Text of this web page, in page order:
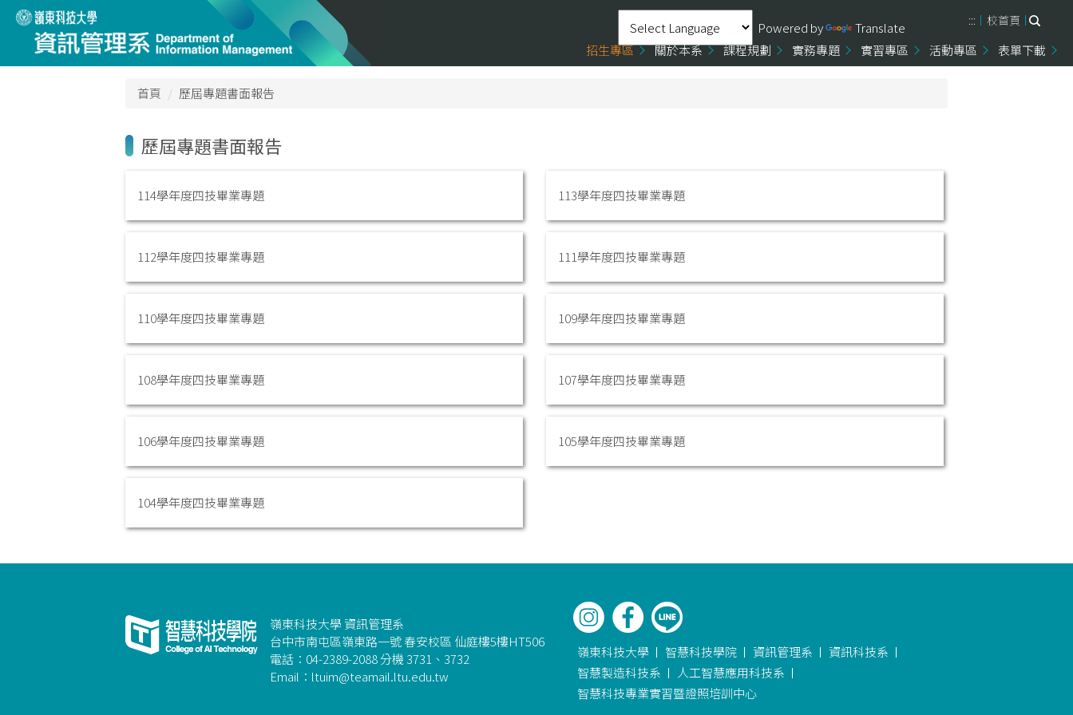
跳
到
要
Powered by Translate ::: 校首頁
招生專區 關於本系 課程規劃 實務專題 實習專區 活動專區 表單下載
首頁 歷屆專題書面報告
歷屆專題書面報告
114學年度四技畢業專題 113學年度四技畢業專題
112學年度四技畢業專題 111學年度四技畢業專題
110學年度四技畢業專題 109學年度四技畢業專題
108學年度四技畢業專題 107學年度四技畢業專題
106學年度四技畢業專題 105學年度四技畢業專題
104學年度四技畢業專題
嶺東科技大學 資訊管理系
台中市南屯區嶺東路一號 春安校區 仙庭樓5樓HT506
電話：04-2389-2088 分機 3731、3732
Email：ltuim@teamail.ltu.edu.tw
嶺東科技大學 智慧科技學院 資訊管理系
資訊科技系
智慧製造科技系
人工智慧應用科技系
智慧科技專業實習暨證照培訓中心